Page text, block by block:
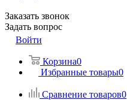
Заказать звонок
Задать вопрос
Войти
Корзина0
Избранные товары0
Сравнение товаров0